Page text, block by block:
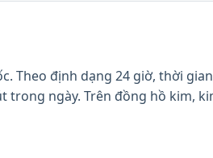
Theo định dạng 24 giờ, thời
trong ngày. Trên đồng hồ kim,